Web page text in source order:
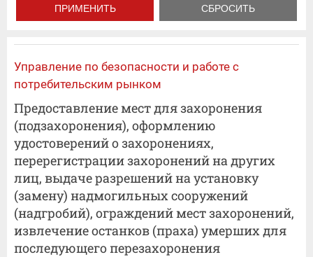
Управление по безопасности и работе с
потребительским рынком
Предоставление мест для захоронения
(подзахоронения), оформлению
удостоверений о захоронениях,
перерегистрации захоронений на других
лиц, выдаче разрешений на установку
(замену) надмогильных сооружений
(надгробий), ограждений мест захоронений,
извлечение останков (праха) умерших для
последующего перезахоронения